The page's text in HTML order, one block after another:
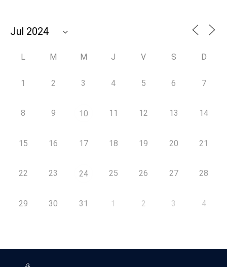
L M M J V S D
1 2 3 4 5 6 7
8 9 10 11 12 13 14
15 16 17 18 19 20 21
22 23 24 25 26 27 28
29 30 31 1 2 3 4